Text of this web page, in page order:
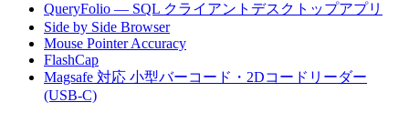
QueryFolio — SQL クライアントデスクトップアプリ
Side by Side Browser
Mouse Pointer Accuracy
FlashCap
Magsafe 対応 小型バーコード・2Dコードリーダー
(USB-C)